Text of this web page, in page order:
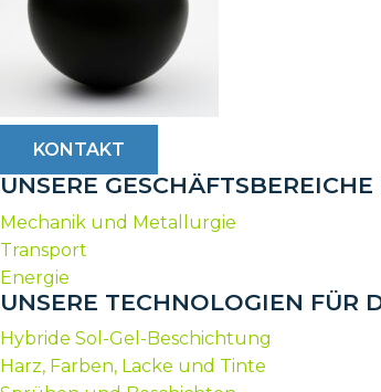
KONTAKT
UNSERE
Mechanik und Metallurgie
Transport
Energie
UNSERE TECHNOLOGIEN FÜR
Hybride Sol-Gel-Beschichtung
Harz, Farben, Lacke und Tinte